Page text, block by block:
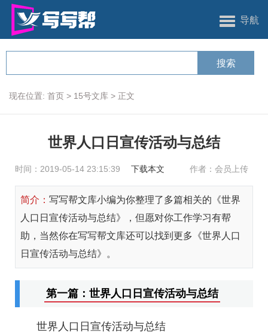
导航
现在位置: 首页 > 15号文库 > 正文
世界人口日宣传活动与总结
时间：2019-05-14 23:15:39 下载本文 作者：会员上传
简介： 写写帮文库小编为你整理了多篇相关的《世界
人口日宣传活动与总结》，但愿对你工作学习有帮
助，当然你在写写帮文库还可以找到更多《世界人口
日宣传活动与总结》。
第一篇：世界人口日宣传活动与总结
世界人口日宣传活动与总结